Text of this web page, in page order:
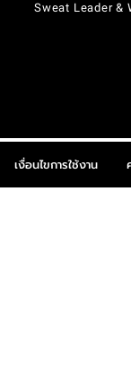
Sweat Leader &
เงื่อนไขการใช้งาน